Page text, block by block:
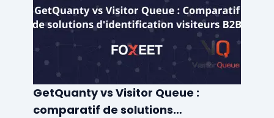
GetQuanty vs Visitor Queue :
comparatif de solutions